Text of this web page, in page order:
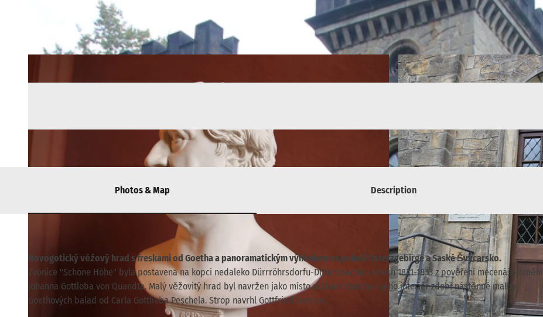
Photos & Map Description
Novogotický věžový hrad s freskami od Goetha a panoramatickým výhledem na pohoří Osterzgebirge a Saské Švýcarsko.
Zvonice "Schöne Höhe" byla postavena na kopci nedaleko Dürrröhrsdorfu-Dittersbachu v letech 1831-1833 z pověření mecenáše umění
Johanna Gottloba von Quandta. Malý věžovitý hrad byl navržen jako místo uctívání Goetha a jeho interiér zdobí nástěnné malby
Goethových balad od Carla Gottlieba Peschela. Strop navrhl Gottfried Semper.